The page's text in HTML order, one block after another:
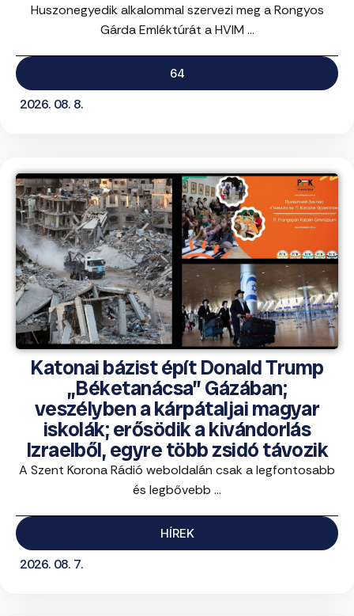
Huszonegyedik alkalommal szervezi meg a Rongyos
Gárda Emléktúrát a HVIM ...
64
2026. 08. 8.
Katonai bázist épít Donald Trump
„Béketanácsa” Gázában;
veszélyben a kárpátaljai magyar
iskolák; erősödik a kivándorlás
Izraelből, egyre több zsidó távozik
A Szent Korona Rádió weboldalán csak a legfontosabb
és legbővebb ...
HÍREK
2026. 08. 7.